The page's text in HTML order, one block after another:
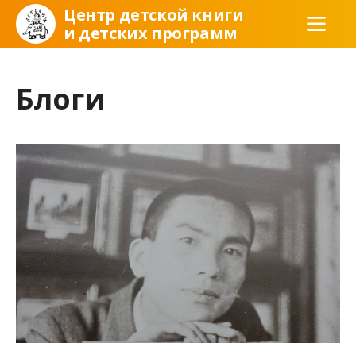
Центр детской книги
и детских программ
Блоги